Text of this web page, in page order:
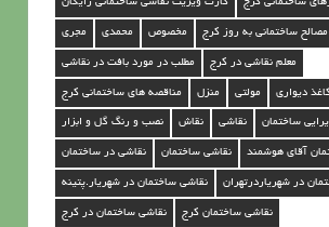
مجری محمدی مخصوص مصالح ساختمانی به روز کرج
مطلب در مورد بافت در نقاشی معلم نقاشی در کرج
مناقصه های ساختمانی کرج منزل مولتی دیواری
نصب و رنگ گل و ابزار نقاش نقاشی ساختمان
نقاشی در ساختمان نقاشی ساختمان آقای هوشمند
نقاشی ساختمان در شهریار.پتینه در شهریاردرتهران
نقاشی ساختمان در کرج نقاشی ساختمان کرج